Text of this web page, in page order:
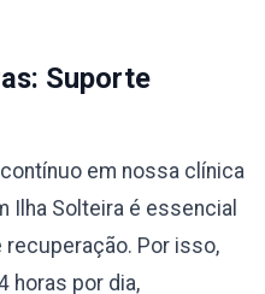
Suporte
em nossa clínica
Ilha Solteira é essencial
Por isso,
horas por dia,